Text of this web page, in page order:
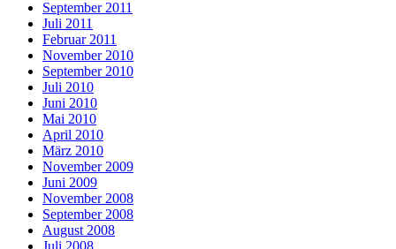
September 2011
Juli 2011
Februar 2011
November 2010
September 2010
Juli 2010
Juni 2010
Mai 2010
April 2010
März 2010
November 2009
Juni 2009
November 2008
September 2008
August 2008